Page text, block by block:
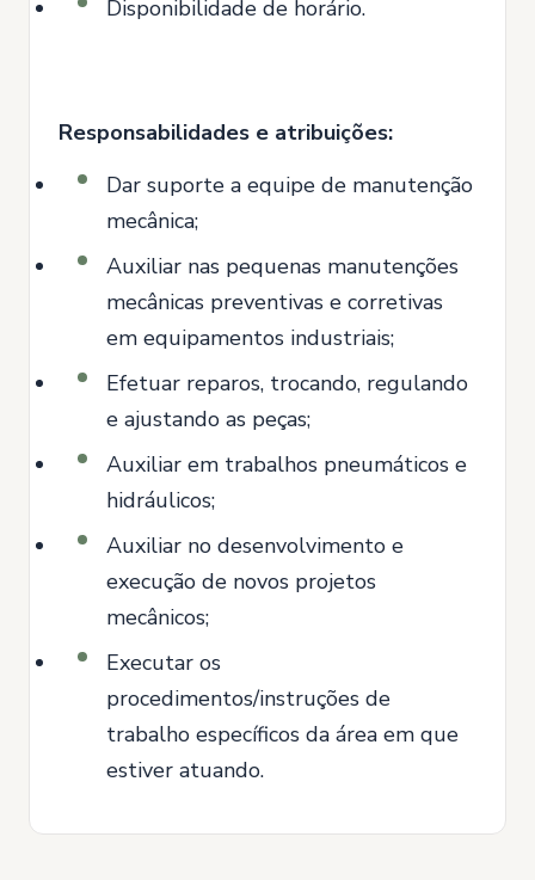
Disponibilidade de horário.
Responsabilidades e atribuições:
Dar suporte a equipe de manutenção
mecânica;
Auxiliar nas pequenas manutenções
mecânicas preventivas e corretivas
em equipamentos industriais;
Efetuar reparos, trocando, regulando
e ajustando as peças;
Auxiliar em trabalhos pneumáticos e
hidráulicos;
Auxiliar no desenvolvimento e
execução de novos projetos
mecânicos;
Executar os
procedimentos/instruções de
trabalho específicos da área em que
estiver atuando.